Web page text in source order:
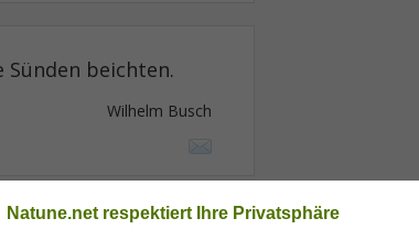
beichten.
Wilhelm Busch
Natune.net respektiert Ihre Privatsphäre